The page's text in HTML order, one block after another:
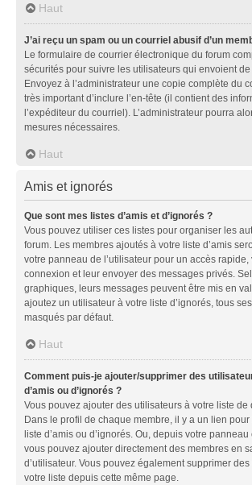
Haut
J’ai reçu un spam ou un courriel abusif d’un
Le formulaire de courrier électronique du forum
sécurités pour suivre les utilisateurs qui envoient
Envoyez à l’administrateur une copie complète du
très important d’inclure l’en-tête (il contient des
l’expéditeur du courriel). L’administrateur pourra
mesures nécessaires.
Haut
Amis et ignorés
Que sont mes listes d’amis et d’ignorés ?
Vous pouvez utiliser ces listes pour organiser les
forum. Les membres ajoutés à votre liste d’amis
votre panneau de l’utilisateur pour un accès rapide,
connexion et leur envoyer des messages privés.
graphiques, leurs messages peuvent être mis en
ajoutez un utilisateur à votre liste d’ignorés, tous
masqués par défaut.
Haut
Comment puis-je ajouter/supprimer des
d’amis ou d’ignorés ?
Vous pouvez ajouter des utilisateurs à votre liste de
Dans le profil de chaque membre, il y a un lien pour
liste d’amis ou d’ignorés. Ou, depuis votre panneau
vous pouvez ajouter directement des membres en
d’utilisateur. Vous pouvez également supprimer
votre liste depuis cette même page.